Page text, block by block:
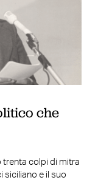
che
trenta colpi di mitra
siciliano e il suo